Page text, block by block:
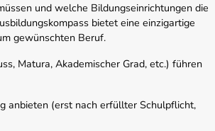
und welche Bildungseinrichtungen die
bietet eine einzigartige
gewünschten Beruf.
Matura, Akademischer Grad, etc.) führen
anbieten (erst nach erfüllter Schulpflicht,